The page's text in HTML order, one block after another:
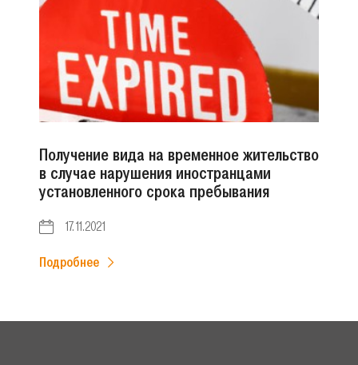
Получение вида на временное жительство
в случае нарушения иностранцами
установленного срока пребывания
17.11.2021
Подробнее